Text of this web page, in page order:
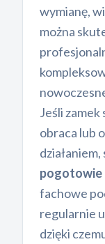
wymianę,
można
Jeśli zamek
obraca lub
pogotowie
fachowe
regularnie
dzięki